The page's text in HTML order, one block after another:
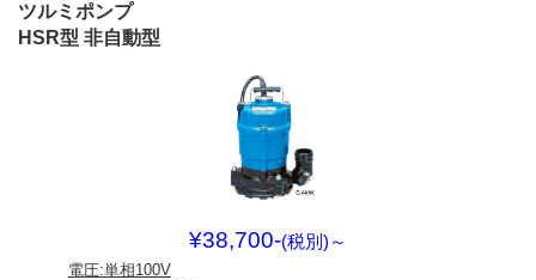
ツルミポンプ
HSR型 非自動型
¥38,700-(税別) ～
電圧:単相100V